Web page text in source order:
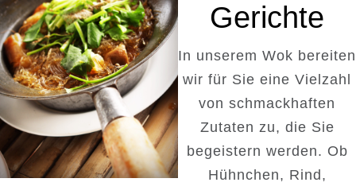
Gerichte
In unserem Wok bereiten
wir für Sie eine Vielzahl
von schmackhaften
Zutaten zu, die Sie
begeistern werden. Ob
Hühnchen, Rind,